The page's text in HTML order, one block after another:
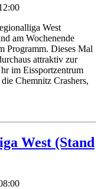
West
am Wochenende
Programm. Dieses Mal
attraktiv zur
im Eissportzentrum
Chemnitz Crashers,
West (Stand